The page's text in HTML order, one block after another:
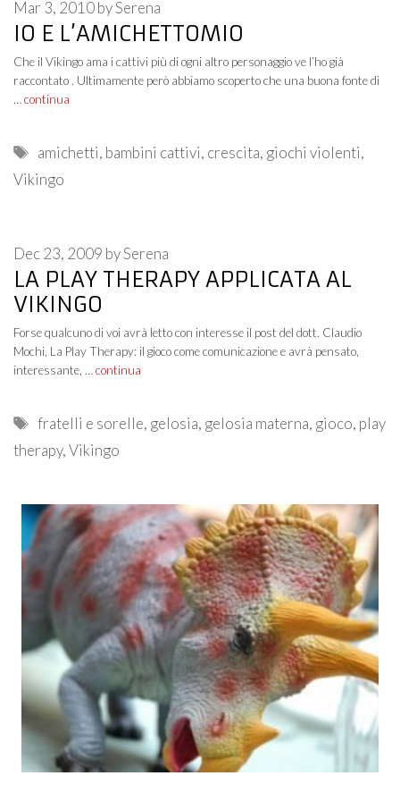
IO E L’AMICHETTOMIO
Mar 3, 2010bySerena
Che il Vikingo ama i cattivi più di ogni altro personaggio ve l’ho già
raccontato . Ultimamente però abbiamo scoperto che una buona fonte di
… continua
Tags
amichetti, bambini cattivi, crescita, giochi violenti,
Vikingo
LA PLAY THERAPY APPLICATA AL
VIKINGO
Dec 23, 2009 bySerena
Forse qualcuno di voi avrà letto con interesse il post del dott. Claudio
Mochi, La Play Therapy: il gioco come comunicazione e avrà pensato,
interessante, … continua
Tags
fratelli e sorelle, gelosia, gelosia materna, gioco, play
therapy,Vikingo